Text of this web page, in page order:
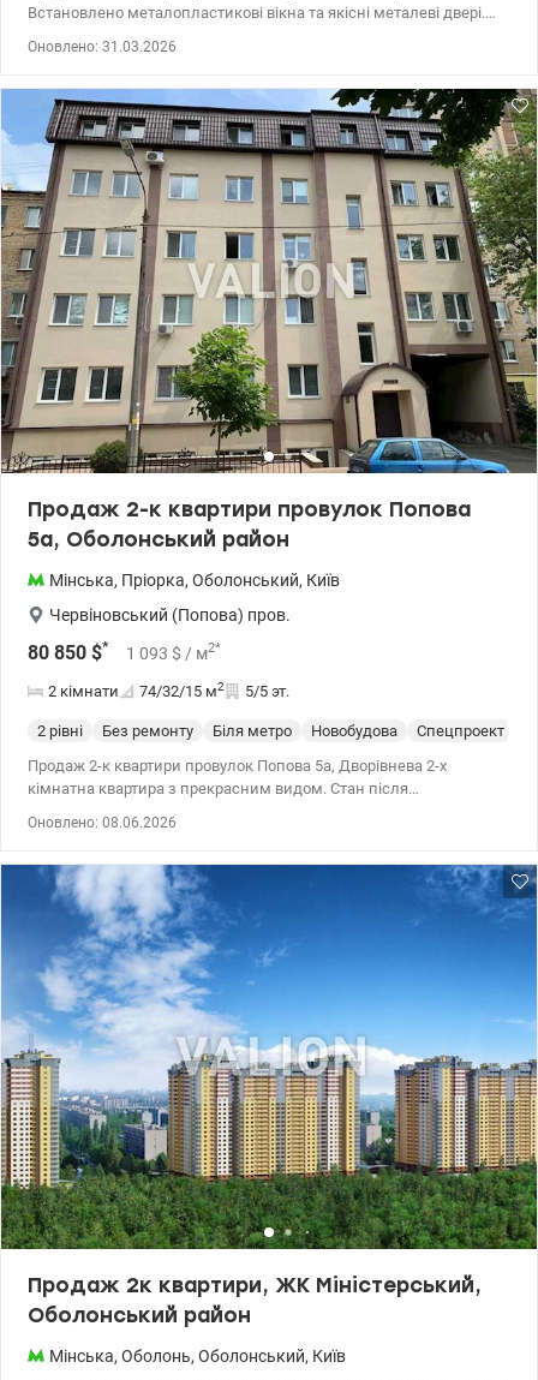
Встановлено металопластикові вікна та якісні металеві двері.
розташування: поряд школа, дитячий садок, супермаркети,
діагностичний центр. Зручна транспортна розвязка. 044 200 10
80 valion.ua/1133647
Оновлено: 31.03.2026
Продаж 2-к квартири провулок Попова
5а, Оболонський район
Мінська, Пріорка, Оболонський, Київ
Червіновський (Попова) пров.
80 850 $* 1 093 $ / м2*
2 кімнати 74/32/15 м2 5/5 эт.
2 рівні Без ремонту Біля метро Новобудова Спецпроект
Продаж 2-к квартири провулок Попова 5а, Дворівнева 2-х
кімнатна квартира з прекрасним видом. Стан після
Оновлено: 08.06.2026
Продаж 2к квартири, ЖК Міністерський,
Оболонський район
Мінська, Оболонь, Оболонський, Київ